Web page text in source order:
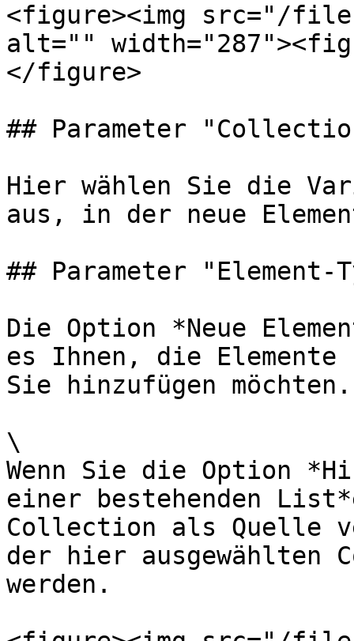
<figure><img src="/files/
alt=""
</figure>
## Parameter
Hier wählen Sie die
aus, in der neue
## Parameter "Element-
Die Option *Neue
es Ihnen, die
Sie hinzufügen möchten.
\
Wenn Sie die Option
einer bestehenden
Collection als Quelle
der hier ausgewählten
werden.